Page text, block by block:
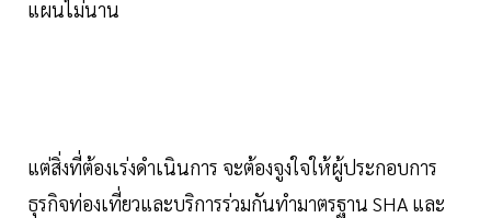
แผนไม่นาน
แต่สิ่งที่ต้องเร่งดำเนินการ จะต้องจูงใจให้ผู้ประกอบการ
ธุรกิจท่องเที่ยวและบริการร่วมกันทำมาตรฐาน SHA และ